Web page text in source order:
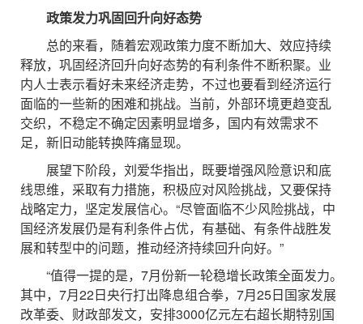
政策发力巩固回升向好态势
总的来看，随着宏观政策力度不断加大、效应持续
释放，巩固经济回升向好态势的有利条件不断积聚。业
内人士表示看好未来经济走势，不过也要看到经济运行
面临的一些新的困难和挑战。当前，外部环境更趋变乱
交织，不稳定不确定因素明显增多，国内有效需求不
足，新旧动能转换阵痛显现。
展望下阶段，刘爱华指出，既要增强风险意识和底
线思维，采取有力措施，积极应对风险挑战，又要保持
战略定力，坚定发展信心。“尽管面临不少风险挑战，中
国经济发展仍是有利条件占优，有基础、有条件战胜发
展和转型中的问题，推动经济持续回升向好。”
“值得一提的是，7月份新一轮稳增长政策全面发力。
其中，7月22日央行打出降息组合拳，7月25日国家发展
改革委、财政部发文，安排3000亿元左右超长期特别国